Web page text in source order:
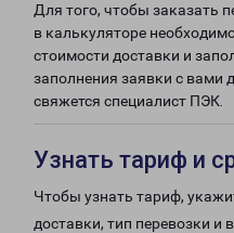
Для того, чтобы заказать
в калькуляторе
стоимости доставки и
заполнения заявки с вами
свяжется специалист ПЭК.
Узнать тариф и
Чтобы узнать тариф,
доставки, тип перевозки и